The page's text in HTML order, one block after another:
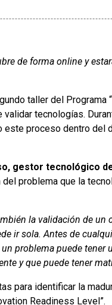
de forma online y
taller del Programa
validar tecnologías.
este proceso dentro del
gestor tecnológico
problema que la
la validación de
ir sola. Antes de
problema puede
y que puede tener
para identificar la
Readiness Level”.